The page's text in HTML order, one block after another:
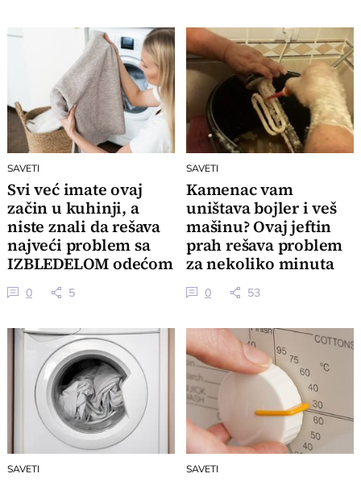
SAVETI
Svi već imate ovaj
začin u kuhinji, a
niste znali da rešava
najveći problem sa
IZBLEDELOM odećom
za 0 dinara
0 5
SAVETI
Kamenac vam
uništava bojler i veš
mašinu? Ovaj jeftin
prah rešava problem
za nekoliko minuta
0 53
SAVETI SAVETI